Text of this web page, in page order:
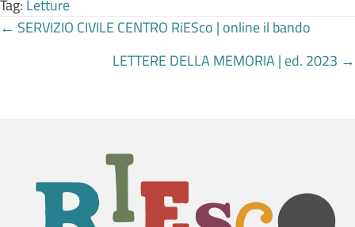
Tag: Letture
Posts
navigation
← SERVIZIO CIVILE CENTRO RiESco | online il bando
LETTERE DELLA MEMORIA | ed. 2023 →